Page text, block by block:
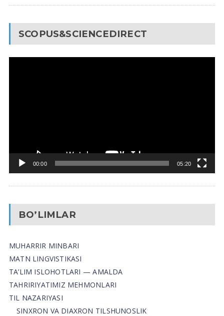
SCOPUS&SCIENCEDIRECT
00:00 05:20
BO’LIMLAR
MUHARRIR MINBARI
MATN LINGVISTIKASI
TA’LIM ISLOHOTLARI — AMALDA
TAHRIRIYATIMIZ MEHMONLARI
TIL NAZARIYASI
SINXRON VA DIAXRON TILSHUNOSLIK